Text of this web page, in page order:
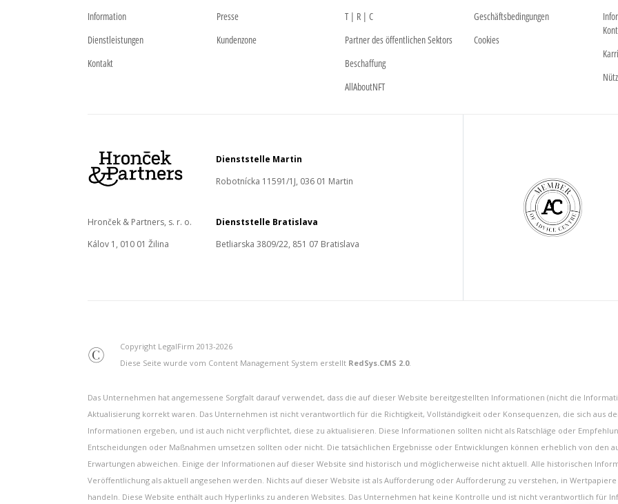
Information
Dienstleistungen
Kontakt
Presse
Kundenzone
T | R | C
Partner des öffentlichen Sektors
Beschaffung
AllAboutNFT
Geschäftsbedingungen
Cookies
Dienststelle Martin
Robotnícka 11591/1J, 036 01 Martin
Hronček & Partners, s. r. o.
Kálov 1, 010 01 Žilina
Dienststelle Bratislava
Betliarska 3809/22, 851 07 Bratislava
©
Copyright LegalFirm 2013-2026
Diese Seite wurde vom Content Management System erstellt RedSys.CMS 2.0.
Das Unternehmen hat angemessene Sorgfalt darauf verwendet, dass die auf dieser Website bereitgestellten Informationen (nicht die
Aktualisierung korrekt waren. Das Unternehmen ist nicht verantwortlich für die Richtigkeit, Vollständigkeit oder Konsequenzen, die sich aus
Informationen ergeben, und ist auch nicht verpflichtet, diese zu aktualisieren. Diese Informationen sollten nicht als Ratschläge oder
Entscheidungen oder Maßnahmen umsetzen sollten oder nicht. Die tatsächlichen Ergebnisse oder Entwicklungen können erheblich von den
Erwartungen abweichen. Einige der Informationen auf dieser Website sind historisch und möglicherweise nicht aktuell. Alle historischen
Veröffentlichung als aktuell angesehen werden. Nichts auf dieser Website ist als Aufforderung oder Aufforderung zu verstehen, in
handeln. Diese Website enthält auch Hyperlinks zu anderen Websites. Das Unternehmen hat keine Kontrolle und ist nicht verantwortlich für